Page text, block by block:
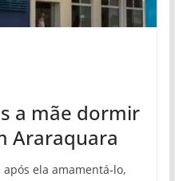
a mãe dormir
Araraquara
ela amamentá-lo,